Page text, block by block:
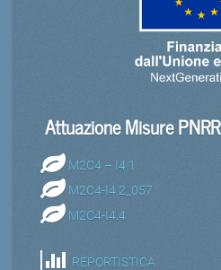
Attuazione Misure PNRR
M2C4 – I4.1
M2C4-I4.2_057
M2C4-I4.4
REPORTISTICA